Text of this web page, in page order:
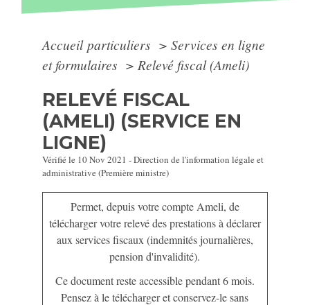
Accueil particuliers > Services en ligne
et formulaires > Relevé fiscal (Ameli)
RELEVÉ FISCAL
(AMELI) (SERVICE EN
LIGNE)
Vérifié le 10 Nov 2021 - Direction de l'information légale et
administrative (Première ministre)
Permet, depuis votre compte Ameli, de
télécharger votre relevé des prestations à déclarer
aux services fiscaux (indemnités journalières,
pension d'invalidité).
Ce document reste accessible pendant 6 mois.
Pensez à le télécharger et conservez-le sans